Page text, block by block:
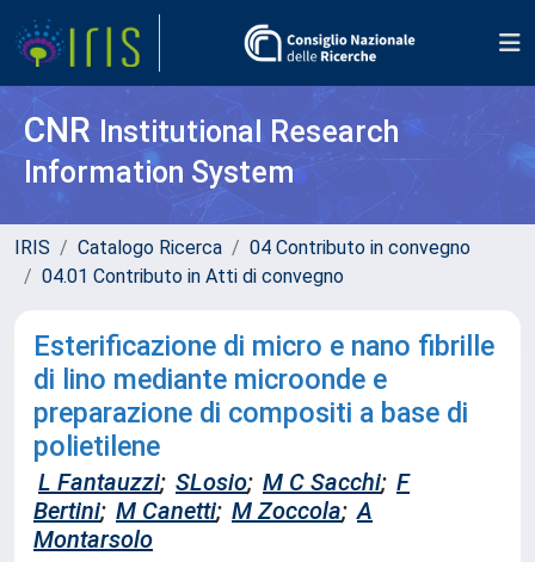
CNR Institutional Research
Information System
IRIS Catalogo Ricerca
04 Contributo in convegno
04.01 Contributo in Atti di convegno
Esterificazione di micro e nano fibrille
di lino mediante microonde e
preparazione di compositi a base di
polietilene
L Fantauzzi; SLosio; M C Sacchi; F
Bertini; M Canetti; M Zoccola; A
Montarsolo